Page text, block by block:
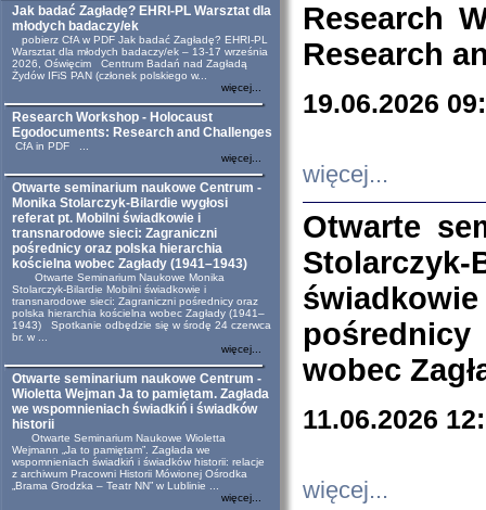
Jak badać Zagładę? EHRI-PL Warsztat dla
młodych badaczy/ek
pobierz CfA w PDF Jak badać Zagładę? EHRI-PL
Warsztat dla młodych badaczy/ek – 13-17 września
2026, Oświęcim Centrum Badań nad Zagładą
Żydów IFiS PAN (członek polskiego w...
więcej...
Research Workshop - Holocaust
Egodocuments: Research and Challenges
CfA in PDF ...
więcej...
Otwarte seminarium naukowe Centrum -
Monika Stolarczyk-Bilardie wygłosi
referat pt. Mobilni świadkowie i
transnarodowe sieci: Zagraniczni
pośrednicy oraz polska hierarchia
kościelna wobec Zagłady (1941–1943)
Otwarte Seminarium Naukowe Monika
Stolarczyk-Bilardie Mobilni świadkowie i
transnarodowe sieci: Zagraniczni pośrednicy oraz
polska hierarchia kościelna wobec Zagłady (1941–
1943) Spotkanie odbędzie się w środę 24 czerwca
br. w ...
więcej...
Otwarte seminarium naukowe Centrum -
Wioletta Wejman Ja to pamiętam. Zagłada
we wspomnieniach świadkiń i świadków
historii
Otwarte Seminarium Naukowe Wioletta
Wejmann „Ja to pamiętam”. Zagłada we
wspomnieniach świadkiń i świadków historii: relacje
z archiwum Pracowni Historii Mówionej Ośrodka
„Brama Grodzka – Teatr NN” w Lublinie ...
więcej...
Research
Research
19.06.2026
więcej...
Otwarte
wobec
11.06.2026
więcej...